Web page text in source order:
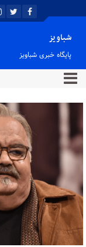
شباویز
پایگاه خبری شباویز